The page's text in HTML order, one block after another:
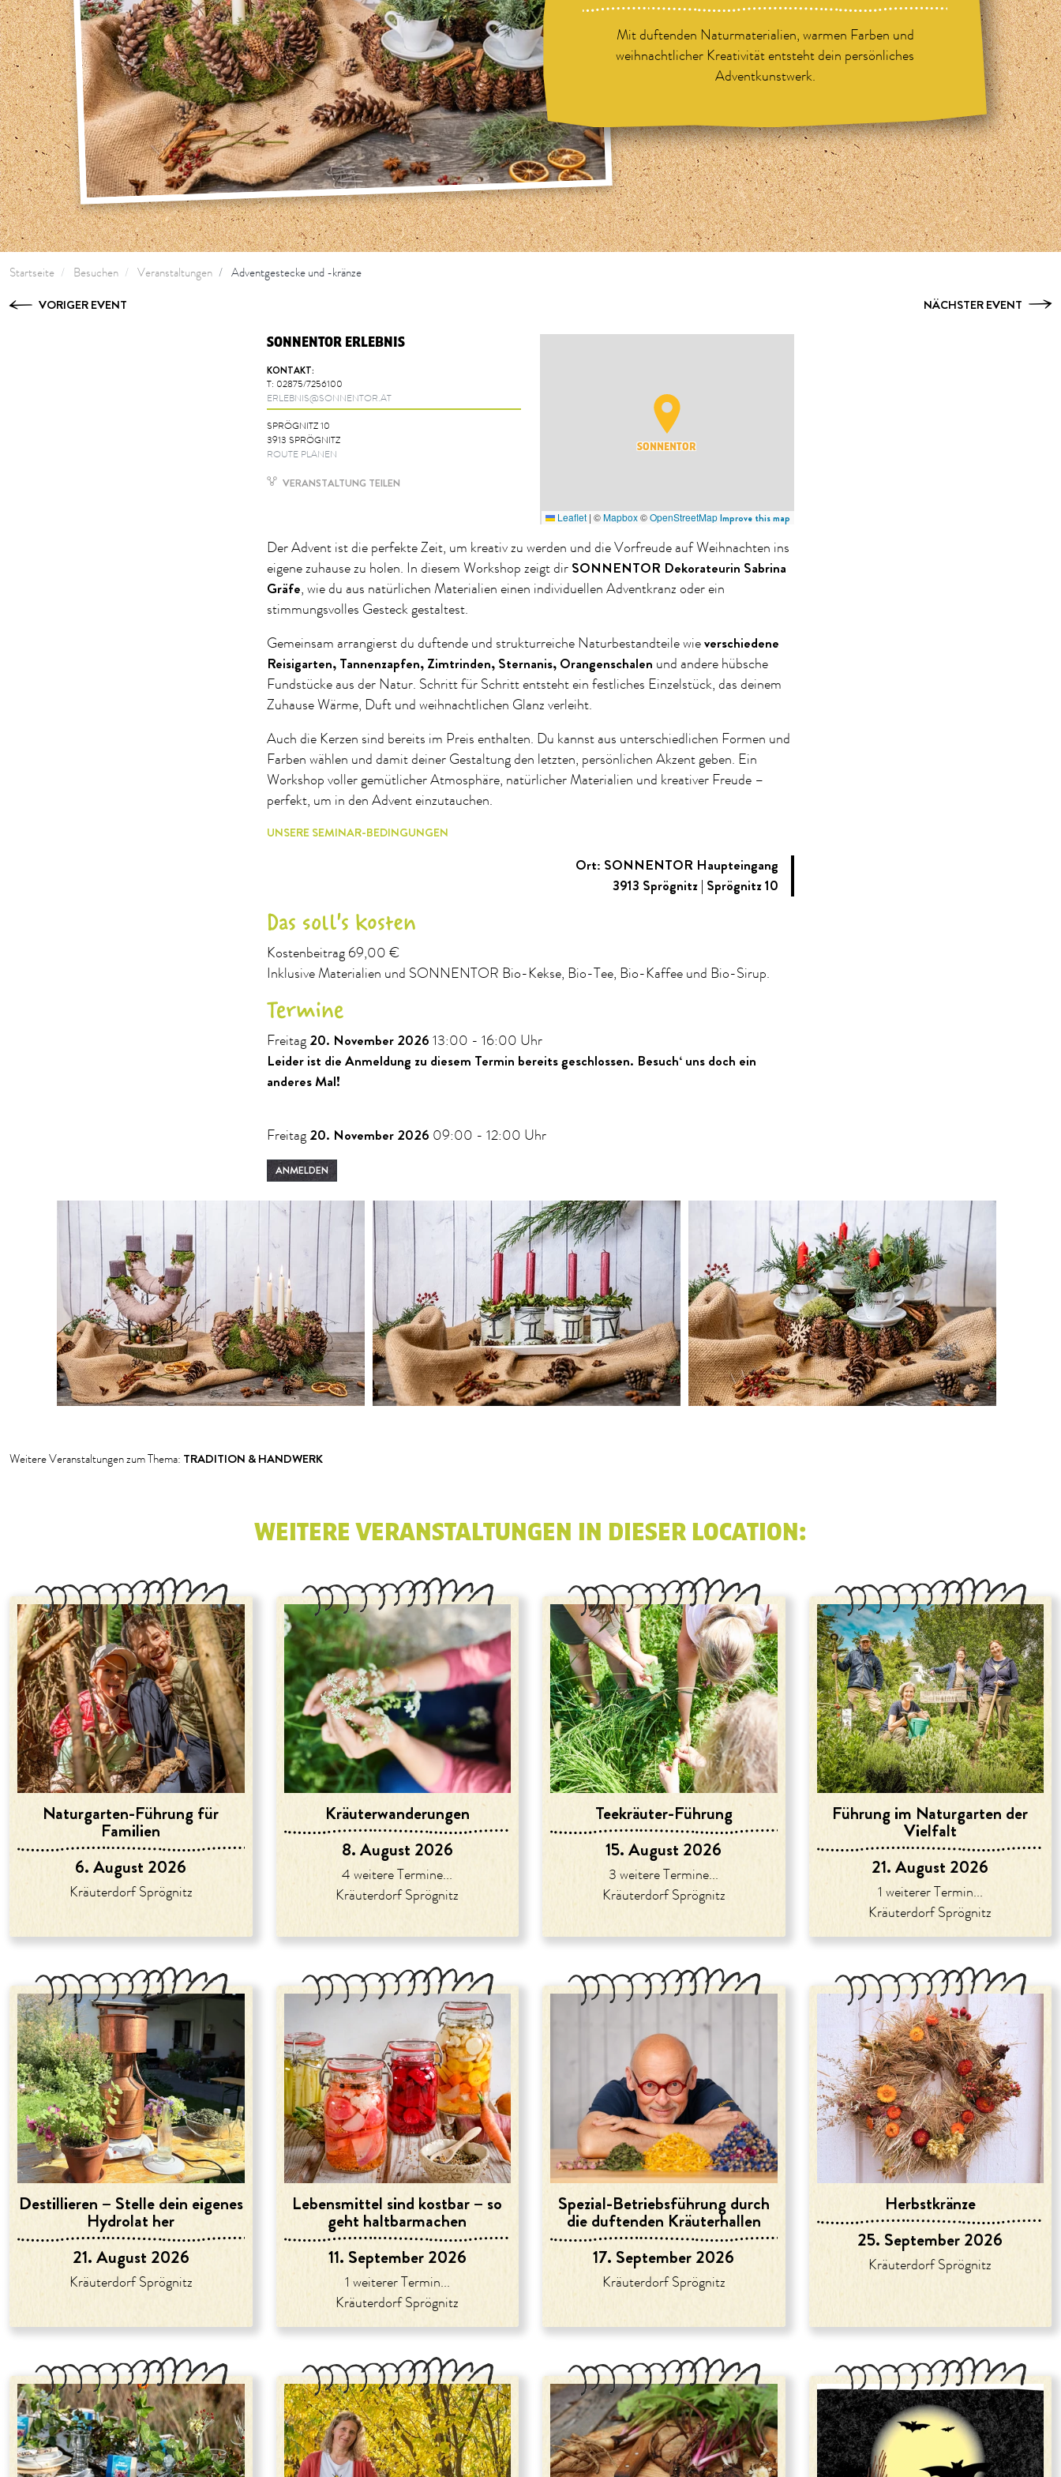
Mit duftenden Naturmaterialien, warmen Farben und
weihnachtlicher Kreativität entsteht dein persönliches
Adventkunstwerk.
Startseite Besuchen Veranstaltungen Adventgestecke und -kränze
VORIGER EVENT NÄCHSTER EVENT
SONNENTOR ERLEBNIS
KONTAKT:
T: 02875/7256100
ERLEBNIS@SONNENTOR.AT
SPRÖGNITZ 10
3913 SPRÖGNITZ
ROUTE PLANEN
VERANSTALTUNG TEILEN
SONNENTOR
Leaflet | ©Mapbox©OpenStreetMapImprove this map
Der Advent ist die perfekte Zeit, um kreativ zu werden und die Vorfreude auf Weihnachten ins
eigene zuhause zu holen. In diesem Workshop zeigt dir SONNENTOR Dekorateurin Sabrina
Gräfe, wie du aus natürlichen Materialien einen individuellen Adventkranz oder ein
stimmungsvolles Gesteck gestaltest.
Gemeinsam arrangierst du duftende und strukturreiche Naturbestandteile wieverschiedene
Reisigarten, Tannenzapfen, Zimtrinden, Sternanis, Orangenschalen und andere hübsche
Fundstücke aus der Natur. Schritt für Schritt entsteht ein festliches Einzelstück, das deinem
Zuhause Wärme, Duft und weihnachtlichen Glanz verleiht.
Auch die Kerzen sind bereits im Preis enthalten. Du kannst aus unterschiedlichen Formen und
Farben wählen und damit deiner Gestaltung den letzten, persönlichen Akzent geben. Ein
Workshop voller gemütlicher Atmosphäre, natürlicher Materialien und kreativer Freude –
perfekt, um in den Advent einzutauchen.
UNSERE SEMINAR-BEDINGUNGEN
Ort: SONNENTOR Haupteingang
3913 Sprögnitz | Sprögnitz 10
Das soll's kosten
Kostenbeitrag 69,00 €
Inklusive Materialien und SONNENTOR Bio-Kekse, Bio-Tee, Bio-Kaffee und Bio-Sirup.
Termine
Freitag 20. November 2026 13:00 - 16:00 Uhr
Leider ist die Anmeldung zu diesem Termin bereits geschlossen. Besuch‘ uns doch ein
anderes Mal!
Freitag 20. November 2026 09:00 - 12:00 Uhr
ANMELDEN
Weitere Veranstaltungen zum Thema: TRADITION & HANDWERK
WEITERE VERANSTALTUNGEN IN DIESER LOCATION:
Naturgarten-Führung für
Familien
6. August 2026
Kräuterdorf Sprögnitz
Kräuter­wanderungen
8. August 2026
4 weitere Termine...
Kräuterdorf Sprögnitz
Teekräuter-Führung
15. August 2026
3 weitere Termine...
Kräuterdorf Sprögnitz
Führung im Naturgarten der
Vielfalt
21. August 2026
1 weiterer Termin...
Kräuterdorf Sprögnitz
Destillieren – Stelle dein eigenes
Hydrolat her
21. August 2026
Kräuterdorf Sprögnitz
Lebensmittel sind kostbar – so
geht haltbarmachen
11. September 2026
1 weiterer Termin...
Kräuterdorf Sprögnitz
Spezial-Betriebsführung durch
die duftenden Kräuterhallen
17. September 2026
Kräuterdorf Sprögnitz
Herbstkränze
25. September 2026
Kräuterdorf Sprögnitz